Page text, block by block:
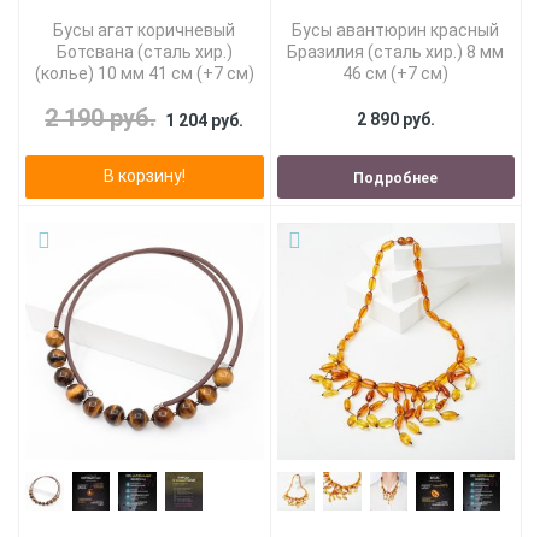
Бусы агат коричневый
Ботсвана (сталь хир.)
(колье) 10 мм 41 см (+7 см)
2 190 руб. 1 204 руб.
В корзину!
Бусы авантюрин красный
Бразилия (сталь хир.) 8 мм
46 см (+7 см)
2 890 руб.
Подробнее